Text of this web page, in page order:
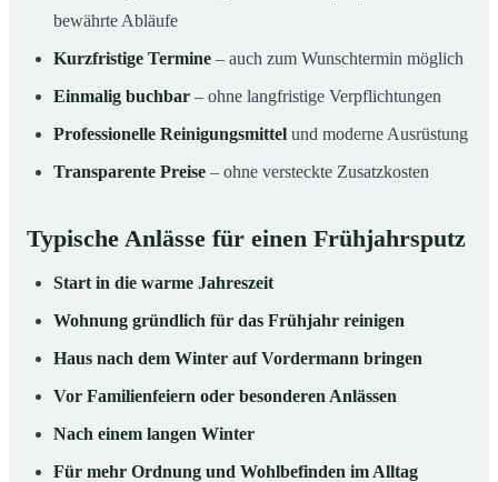
bewährte Abläufe
Kurzfristige Termine – auch zum Wunschtermin möglich
Einmalig buchbar – ohne langfristige Verpflichtungen
Professionelle Reinigungsmittel und moderne Ausrüstung
Transparente Preise – ohne versteckte Zusatzkosten
Typische Anlässe für einen Frühjahrsputz
Start in die warme Jahreszeit
Wohnung gründlich für das Frühjahr reinigen
Haus nach dem Winter auf Vordermann bringen
Vor Familienfeiern oder besonderen Anlässen
Nach einem langen Winter
Für mehr Ordnung und Wohlbefinden im Alltag